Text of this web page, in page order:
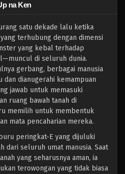
na Ken
satu dekade lalu ketika
terhubung dengan dimensi
yang kebal terhadap
di seluruh dunia.
gerbang, berbagai manusia
dan dianugerahi kemampuan
jawab untuk memasuki
ruang bawah tanah di
memilih untuk membentuk
mata pencaharian mereka.
peringkat-E yang dijuluki
dari seluruh umat manusia. Saat
yang seharusnya aman, ia
terowongan yang tidak biasa